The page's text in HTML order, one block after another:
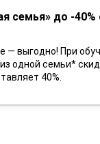
семья» до -40%
— выгодно! При
одной семьи*
40%.